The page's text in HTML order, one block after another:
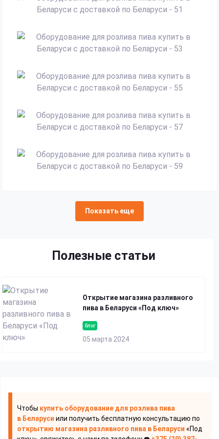
Показать еще
Полезные статьи
блог
05 марта 2024
Открытие магазина разливного
пива в Беларуси «Под ключ»
Чтобы купить оборудование для розлива пива
в Беларуси или получить бесплатную консультацию по
открытию магазина разливного пива в Беларуси «Под